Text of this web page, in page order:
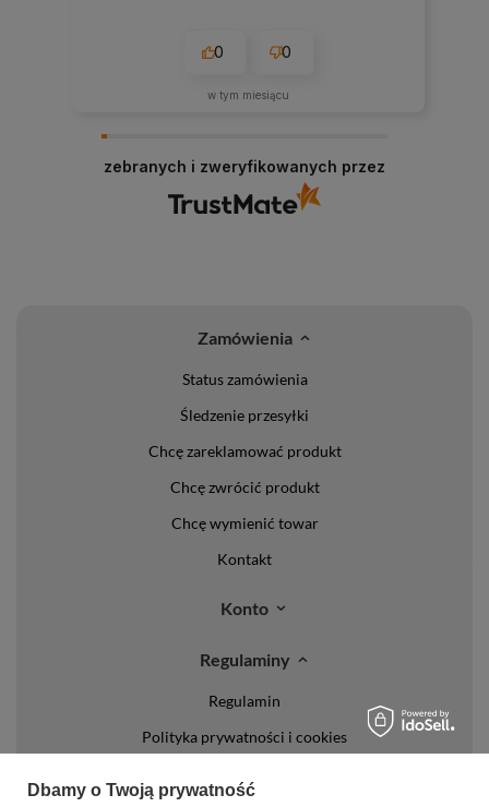
0 0
w tym miesiącu
zebranych i zweryfikowanych przez
Zamówienia
Status zamówienia
Śledzenie przesyłki
Chcę zareklamować produkt
Chcę zwrócić produkt
Chcę wymienić towar
Kontakt
Konto
Regulaminy
Regulamin
Polityka prywatności i cookies
Dbamy o Twoją prywatność